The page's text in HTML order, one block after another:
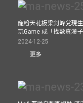
寵粉天花板梁釗峰兌現
玩Game 成「找數真漢
2024-12-25
更多